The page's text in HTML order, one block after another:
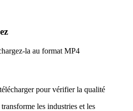
la au format MP4
pour vérifier la qualité
les industries et les